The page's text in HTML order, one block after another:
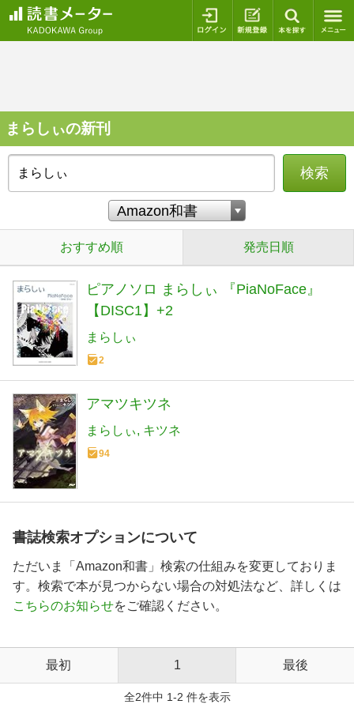
ログイン 新規登録
まらしぃの新刊
検索
おすすめ順 発売日順
ピアノソロ まらしぃ 『PiaNoFace』
【DISC1】+2
まらしぃ
2
アマツキツネ
まらしぃ キツネ
94
書誌検索オプションについて
ただいま「Amazon和書」検索の仕組みを変更しておりま
す。検索で本が見つからない場合の対処法など、詳しくは
こちらのお知らせをご確認ください。
最初 1 最後
全2件中 1-2 件を表示